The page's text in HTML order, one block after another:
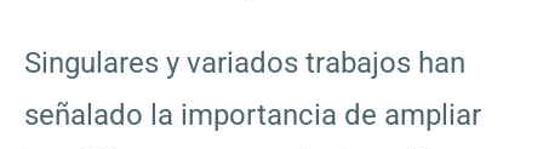
Singulares y variados trabajos han
señalado la importancia de ampliar